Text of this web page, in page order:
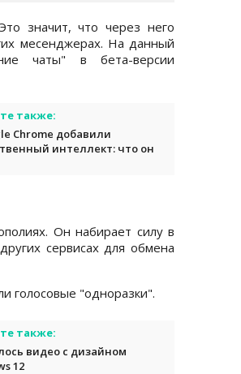
значит, что через него
месенджерах. На данный
чаты" в бета-версии
также:
Chrome добавили
интеллект: что он
Он набирает силу в
сервисах для обмена
голосовые "одноразки".
также:
видео с дизайном
12